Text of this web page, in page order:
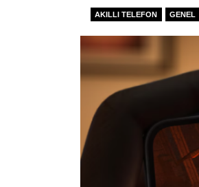
AKILLI TELEFON GENEL